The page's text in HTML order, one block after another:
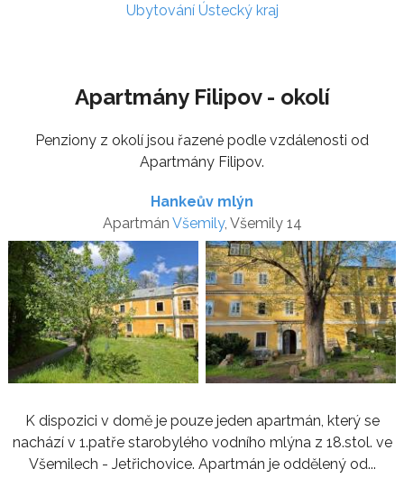
Ubytování Ústecký kraj
Apartmány Filipov - okolí
Penziony z okolí jsou řazené podle vzdálenosti od
Apartmány Filipov.
Hankeův mlýn
Apartmán Všemily, Všemily 14
K dispozici v domě je pouze jeden apartmán, který se
nachází v 1.patře starobylého vodního mlýna z 18.stol. ve
Všemilech - Jetřichovice. Apartmán je oddělený od...